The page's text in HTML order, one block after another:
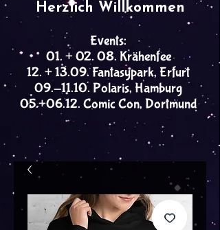
Events:
01. + 02. 08. Krähenfee
12. + 13.09. Fantasypark, Erfurt
09.-11.10. Polaris, Hamburg
05.+06.12. Comic Con, Dortmund
Herzlich Willkommen